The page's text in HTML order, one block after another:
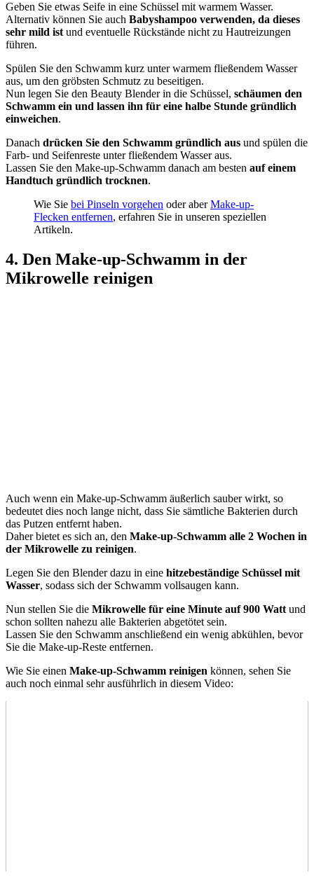
Geben Sie etwas Seife in eine Schüssel mit warmem Wasser.
Alternativ können Sie auch Babyshampoo verwenden, da dieses
sehr mild ist und eventuelle Rückstände nicht zu Hautreizungen
führen.
Spülen Sie den Schwamm kurz unter warmem fließendem Wasser
aus, um den gröbsten Schmutz zu beseitigen.
Nun legen Sie den Beauty Blender in die Schüssel, schäumen den
Schwamm ein und lassen ihn für eine halbe Stunde gründlich
einweichen.
Danach drücken Sie den Schwamm gründlich aus und spülen die
Farb- und Seifenreste unter fließendem Wasser aus.
Lassen Sie den Make-up-Schwamm danach am besten auf einem
Handtuch gründlich trocknen.
Wie Sie bei Pinseln vorgehen oder aberMake-up-
Flecken entfernen, erfahren Sie in unseren speziellen
Artikeln.
4. Den Make-up-Schwamm in der
Mikrowelle reinigen
Auch wenn ein Make-up-Schwamm äußerlich sauber wirkt, so
bedeutet dies noch lange nicht, dass Sie sämtliche Bakterien durch
das Putzen entfernt haben.
Daher bietet es sich an, den Make-up-Schwamm alle 2 Wochen in
der Mikrowelle zu reinigen.
Legen Sie den Blender dazu in eine hitzebeständige Schüssel mit
Wasser, sodass sich der Schwamm vollsaugen kann.
Nun stellen Sie die Mikrowelle für eine Minute auf 900 Watt und
schon sollten nahezu alle Bakterien abgetötet sein.
Lassen Sie den Schwamm anschließend ein wenig abkühlen, bevor
Sie die Make-up-Reste entfernen.
Wie Sie einen Make-up-Schwamm reinigen können, sehen Sie
auch noch einmal sehr ausführlich in diesem Video: